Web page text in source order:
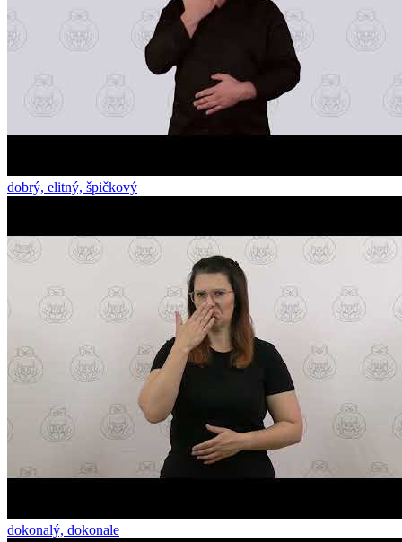
dobrý, elitný, špičkový
dokonalý, dokonale